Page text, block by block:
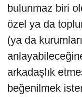
bulunmaz biri
özel ya da
(ya da
arkadaşlık
beğenilmek